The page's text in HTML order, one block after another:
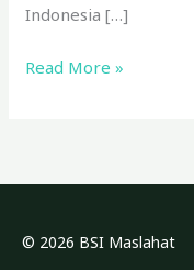
Indonesia […]
Read More »
© 2026 BSI Maslahat